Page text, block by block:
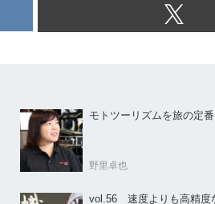
モトツーリズムを旅の定
野里卓也
vol.56 速度よりも高精度